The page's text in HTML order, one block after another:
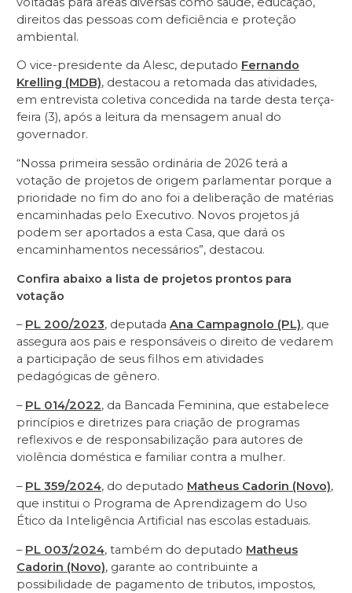
direitos das pessoas com deficiência e proteção
ambiental.
O vice-presidente da Alesc, deputado Fernando
Krelling (MDB), destacou a retomada das atividades,
em entrevista coletiva concedida na tarde desta terça-
feira (3), após a leitura da mensagem anual do
governador.
“Nossa primeira sessão ordinária de 2026 terá a
votação de projetos de origem parlamentar porque a
prioridade no fim do ano foi a deliberação de matérias
encaminhadas pelo Executivo. Novos projetos já
podem ser aportados a esta Casa, que dará os
encaminhamentos necessários”, destacou.
Confira abaixo a lista de projetos prontos para
votação
– PL 200/2023, deputada Ana Campagnolo (PL), que
assegura aos pais e responsáveis o direito de vedarem
a participação de seus filhos em atividades
pedagógicas de gênero.
– PL 014/2022, da Bancada Feminina, que estabelece
princípios e diretrizes para criação de programas
reflexivos e de responsabilização para autores de
violência doméstica e familiar contra a mulher.
– PL 359/2024, do deputado Matheus Cadorin (Novo),
que institui o Programa de Aprendizagem do Uso
Ético da Inteligência Artificial nas escolas estaduais.
– PL 003/2024, também do deputado Matheus
Cadorin (Novo), garante ao contribuinte a
possibilidade de pagamento de tributos, impostos,